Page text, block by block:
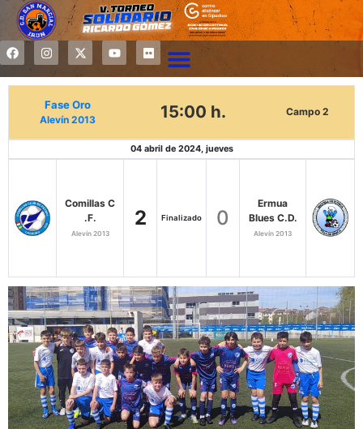
Fase Oro
Alevín 2013 15:00 h. Campo 2
04 abril de 2024, jueves
Comillas C
.F.
Alevín 2013
2 Finalizado 0
Ermua
Blues C.D.
Alevín 2013